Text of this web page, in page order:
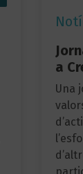
a
Una